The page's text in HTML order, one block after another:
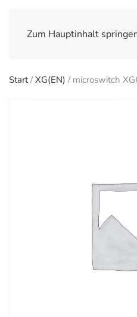
Zum Hauptinhalt
Start/XG(EN) / microswitch